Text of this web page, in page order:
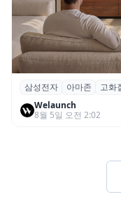
삼성전자·아마
어드밴스드’ 적용
삼성전자 아마존 고화
Welaunch
8월 5일 오전 2:02